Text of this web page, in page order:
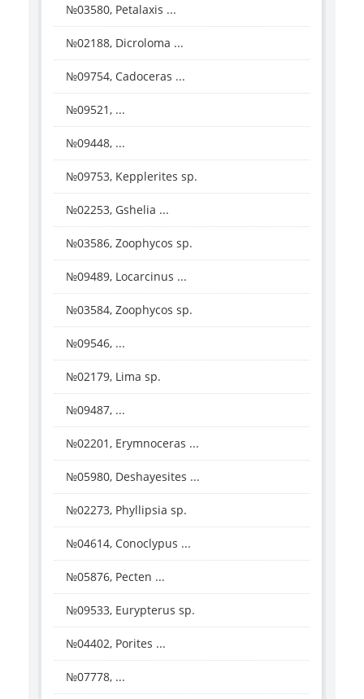
№03580, Petalaxis ...
№02188, Dicroloma ...
№09754, Cadoceras ...
№09521, ...
№09448, ...
№09753, Kepplerites sp.
№02253, Gshelia ...
№03586, Zoophycos sp.
№09489, Locarcinus ...
№03584, Zoophycos sp.
№09546, ...
№02179, Lima sp.
№09487, ...
№02201, Erymnoceras ...
№05980, Deshayesites ...
№02273, Phyllipsia sp.
№04614, Conoclypus ...
№05876, Pecten ...
№09533, Eurypterus sp.
№04402, Porites ...
№07778, ...